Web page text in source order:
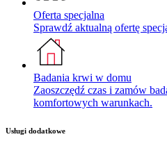
Oferta specjalna
Sprawdź aktualną ofertę
Badania krwi w domu
Zaoszczędź czas i zamów
komfortowych warunkach.
Usługi dodatkowe